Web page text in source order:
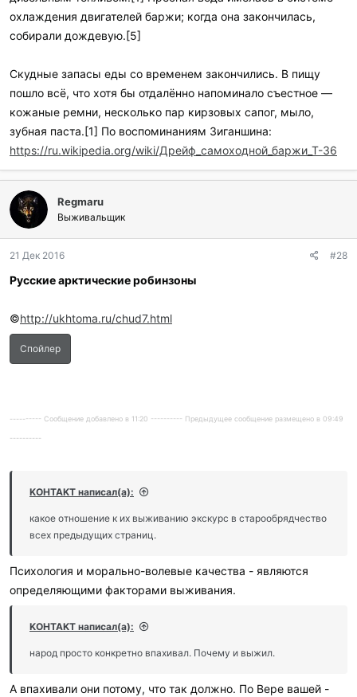
охлаждения двигателей баржи; когда она закончилась,
собирали дождевую.[5]
Скудные запасы еды со временем закончились. В пищу
пошло всё, что хотя бы отдалённо напоминало съестное —
кожаные ремни, несколько пар кирзовых сапог, мыло,
зубная паста.[1] По воспоминаниям Зиганшина:
https://ru.wikipedia.org/wiki/Дрейф_самоходной_баржи_Т-36
Regmaru
Выживальщик
21 Дек 2016 #28
Русские арктические робинзоны
©http://ukhtoma.ru/chud7.html
Спойлер
---------- Сообщение добавлено в 11:20 ---------- Предыдущее сообщение размещено в 09:49
----------
KOHTAKT написал(а):
какое отношение к их выживанию экскурс в старообрядчество
всех предыдущих страниц.
Психология и морально-волевые качества - являются
определяющими факторами выживания.
KOHTAKT написал(а):
народ просто конкретно впахивал. Почему и выжил.
А впахивали они потому, что так должно. По Вере вашей -